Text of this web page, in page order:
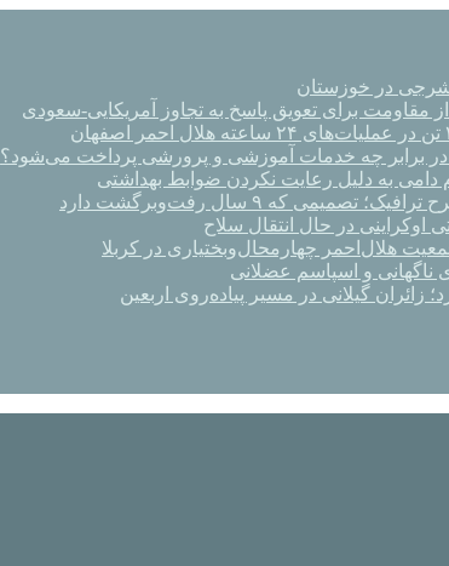
برای تعویق پاسخ به تجاوز آمریکایی-سعودی
در برابر چه خدمات آموزشی و پرورشی پرداخت می‌شود؟
که ۹ سال رفت‌وبرگشت دارد
هلال‌احمر چهارمحال‌وبختیاری در کربلا
ناگهانی و اسپاسم عضلانی
گیلانی در مسیر پیاده‌روی اربعین